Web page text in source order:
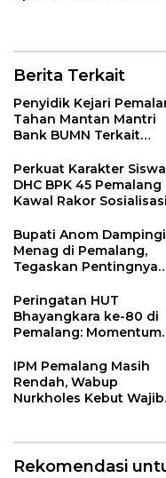
Berita Terkait
Penyidik Kejari
Tahan Mantan Mantri
Bank BUMN Terkait
Perkuat Karakter
DHC BPK 45 Pemalang
Kawal Rakor Sosialisasi
Petarukan
Bupati Anom Dampingi
Menag di Pemalang,
Tegaskan Pentingnya
Nikah
Peringatan HUT
Bhayangkara ke-80 di
Pemalang: Momentum
Kamtibmas
IPM Pemalang Masih
Rendah, Wabup
Nurkholes Kebut Wajib
Rekomendasi